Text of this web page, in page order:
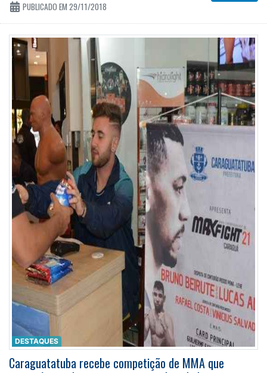
PUBLICADO EM 29/11/2018
DESTAQUES
Caraguatatuba recebe competição de MMA que